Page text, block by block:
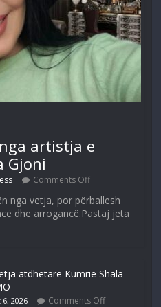
artistja e
Gjoni
Comments Off
nga vetja, por përballesh
dhe arrogancë.Pastaj jeta
atdhetare Kumrie Shala -
6, 2026 Comments Off